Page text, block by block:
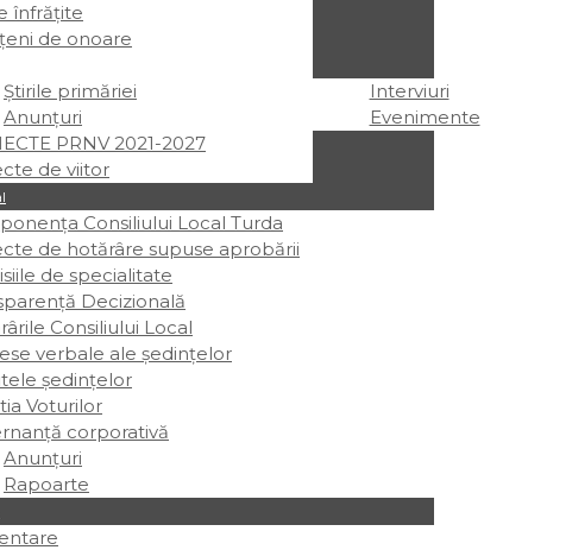
înfrățite
de onoare
Știrile primăriei
Anunțuri
Interviuri
Evenimente
PRNV 2021-2027
de viitor
Consiliului Local Turda
de hotărâre supuse aprobării
de specialitate
Decizională
Consiliului Local
verbale ale ședințelor
ședințelor
Voturilor
corporativă
Anunțuri
Rapoarte